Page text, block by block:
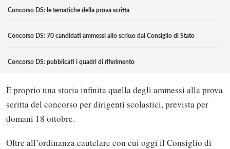
Concorso DS: le tematiche della prova scritta
Concorso DS: 70 candidati ammessi allo scritto dal Consiglio di Stato
Concorso DS: pubblicati i quadri di riferimento
È proprio una storia infinita quella degli ammessi alla prova
scritta del concorso per dirigenti scolastici, prevista per
domani 18 ottobre.
Oltre all’ordinanza cautelare con cui oggi il Consiglio di